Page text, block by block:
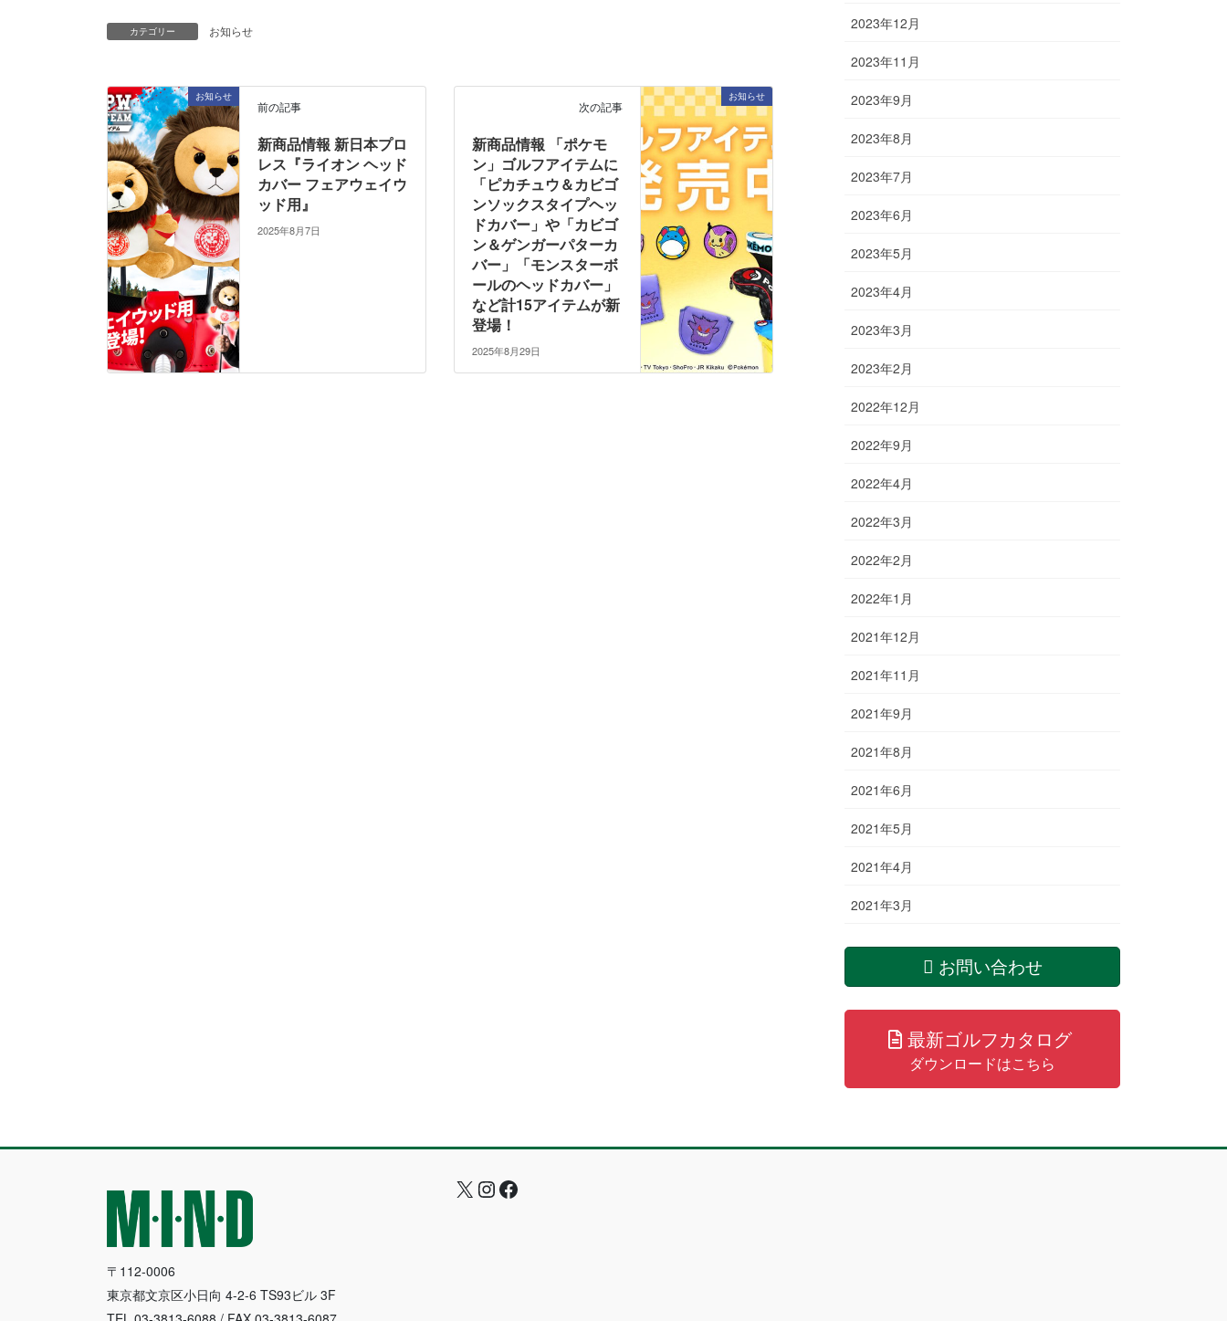
カテゴリー お知らせ
お知らせ
前の記事
新商品情報 新日本プロ
レス『ライオン ヘッド
カバー フェアウェイウ
ッド用』
2025年8月7日
お知らせ
次の記事
新商品情報 「ポケモ
ン」ゴルフアイテムに
「ピカチュウ＆カビゴ
ンソックスタイプヘッ
ドカバー」や「カビゴ
ン＆ゲンガーパターカ
バー」「モンスターボ
ールのヘッドカバー」
など計15アイテムが新
登場！
2025年8月29日
2023年12月
2023年11月
2023年9月
2023年8月
2023年7月
2023年6月
2023年5月
2023年4月
2023年3月
2023年2月
2022年12月
2022年9月
2022年4月
2022年3月
2022年2月
2022年1月
2021年12月
2021年11月
2021年9月
2021年8月
2021年6月
2021年5月
2021年4月
2021年3月
お問い合わせ
最新ゴルフカタログ
ダウンロードはこちら
〒112-0006
東京都文京区小日向 4-2-6 TS93ビル 3F
X Instagram
Facebook